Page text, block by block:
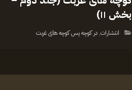
بخش ۱۱)
انتشارات,در کوچه پس کوچه های غربت